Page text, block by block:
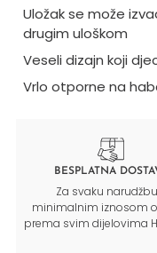
Uložak se može
drugim uloškom
Veseli dizajn koji
Vrlo otporne na
BESPLATNA
Za svaku
minimalnim iznosom
prema svim dijelovima